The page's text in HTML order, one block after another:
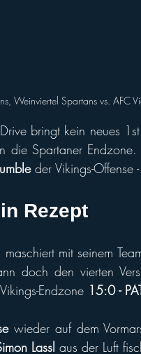
Weinviertel Spartans vs. AFC
bringt kein neues
die Spartaner
der Vikings-Offense
Rezept
maschiert mit seinem
doch den vierten
Endzone 15:0 -
wieder auf dem
Lassl
aus der Luft